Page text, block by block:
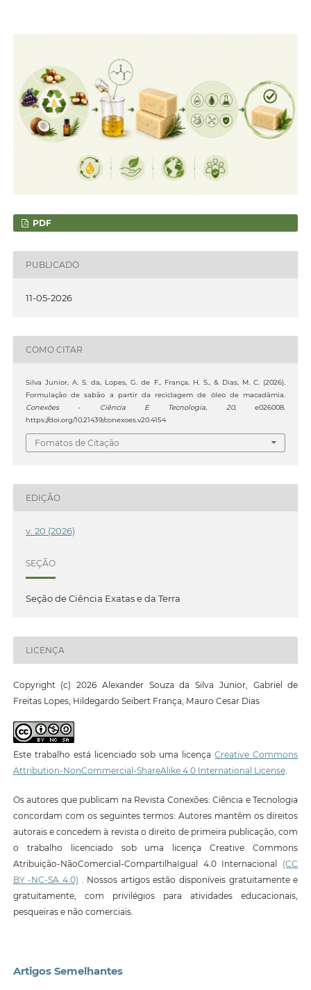
PDF
PUBLICADO
11-05-2026
COMO CITAR
Silva Junior, A. S. da, Lopes, G. de F., França, H. S., & Dias, M. C. (2026).
Formulação de sabão a partir da reciclagem de óleo de macadâmia.
Conexões - Ciência E Tecnologia, 20, e026008.
https://doi.org/10.21439/conexoes.v20.4154
Fomatos de Citação
EDIÇÃO
v. 20 (2026)
SEÇÃO
Seção de Ciência Exatas e da Terra
LICENÇA
Copyright (c) 2026 Alexander Souza da Silva Junior, Gabriel de
Freitas Lopes, Hildegardo Seibert França, Mauro Cesar Dias
Este trabalho está licenciado sob uma licençaCreative Commons
Attribution-NonCommercial-ShareAlike 4.0 International License.
Os autores que publicam na Revista Conexões: Ciência e Tecnologia
concordam com os seguintes termos: Autores mantêm os direitos
autorais e concedem à revista o direito de primeira publicação, com
o trabalho licenciado sob uma licença Creative Commons
Atribuição-NãoComercial-CompartilhaIgual 4.0 Internacional (CC
BY -NC-SA 4.0) . Nossos artigos estão disponíveis gratuitamente e
gratuitamente, com privilégios para atividades educacionais,
pesqueiras e não comerciais.
Artigos Semelhantes